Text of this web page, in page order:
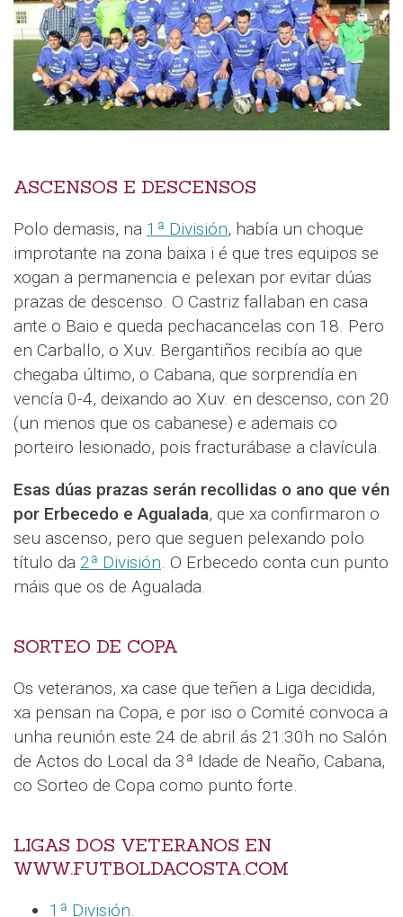
ASCENSOS E DESCENSOS
Polo demasis, na 1ª División, había un choque
improtante na zona baixa i é que tres equipos se
xogan a permanencia e pelexan por evitar dúas
prazas de descenso. O Castriz fallaban en casa
ante o Baio e queda pechacancelas con 18. Pero
en Carballo, o Xuv. Bergantiños recibía ao que
chegaba último, o Cabana, que sorprendía en
vencía 0-4, deixando ao Xuv. en descenso, con 20
(un menos que os cabanese) e ademais co
porteiro lesionado, pois fracturábase a clavícula.
Esas dúas prazas serán recollidas o ano que vén
por Erbecedo e Agualada, que xa confirmaron o
seu ascenso, pero que seguen pelexando polo
título da 2ª División. O Erbecedo conta cun punto
máis que os de Agualada.
SORTEO DE COPA
Os veteranos, xa case que teñen a Liga decidida,
xa pensan na Copa, e por iso o Comité convoca a
unha reunión este 24 de abril ás 21:30h no Salón
de Actos do Local da 3ª Idade de Neaño, Cabana,
co Sorteo de Copa como punto forte.
LIGAS DOS VETERANOS EN
WWW.FUTBOLDACOSTA.COM
1ª División.